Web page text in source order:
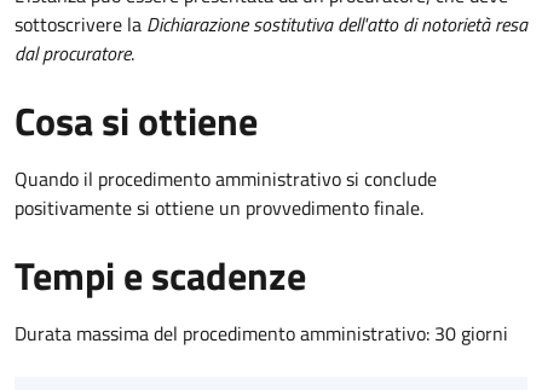
sottoscrivere la Dichiarazione sostitutiva dell'atto di notorietà resa
dal procuratore.
Cosa si ottiene
Quando il procedimento amministrativo si conclude
positivamente si ottiene un provvedimento finale.
Tempi e scadenze
Durata massima del procedimento amministrativo: 30 giorni